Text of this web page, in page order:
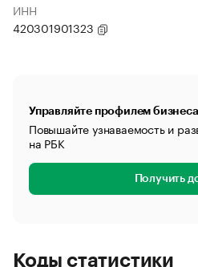
ИНН
420301901323
Управляйте профилем
Повышайте узнаваемость и
на РБК
Получить
Коды статистики